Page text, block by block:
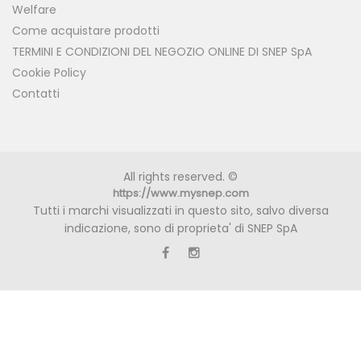
Welfare
Come acquistare prodotti
TERMINI E CONDIZIONI DEL NEGOZIO ONLINE DI SNEP SpA
Cookie Policy
Contatti
All rights reserved. ©
https://www.mysnep.com
Tutti i marchi visualizzati in questo sito, salvo diversa
indicazione, sono di proprieta' di SNEP SpA